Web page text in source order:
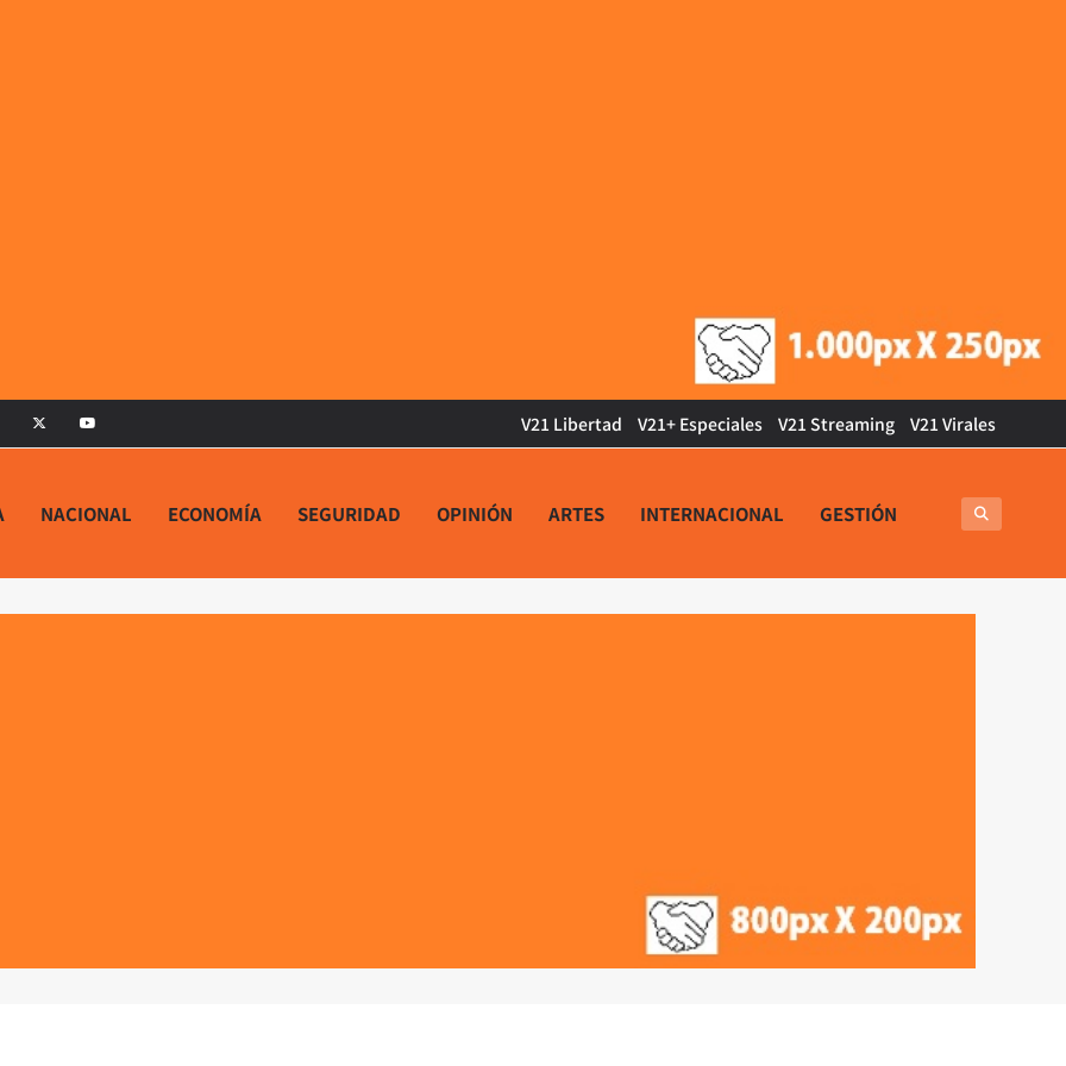
V21 Libertad V21+ Especiales V21 Streaming V21 Virales
NACIONAL ECONOMÍA SEGURIDAD OPINIÓN ARTES INTERNACIONAL GESTIÓN